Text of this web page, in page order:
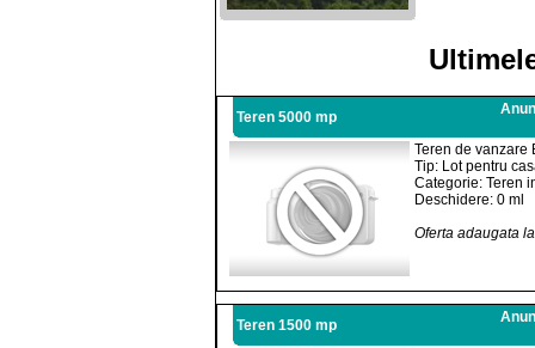
Teren 5000 mp
Teren de vanzare
Tip: Lot pentru
Categorie: Teren
Deschidere: 0 ml
Oferta adaugata
Teren 1500 mp